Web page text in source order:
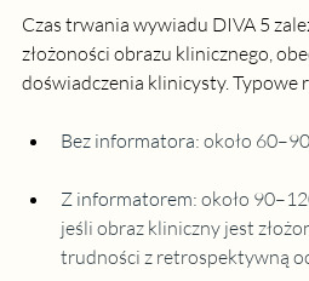
Czas trwania wywiadu DIVA 5
złożoności obrazu klinicznego,
doświadczenia klinicysty. Typowe
Bez informatora: około
Z informatorem: około
jeśli obraz kliniczny jest
trudności z retrospektywną